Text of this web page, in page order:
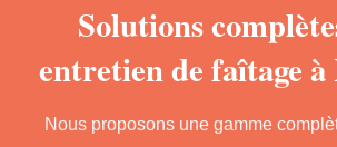
Solutions
entretien de faîtage
Nous proposons une gamme